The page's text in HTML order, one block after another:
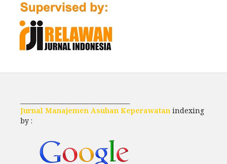
Jurnal Manajemen Asuhan Keperawatan indexing
by :